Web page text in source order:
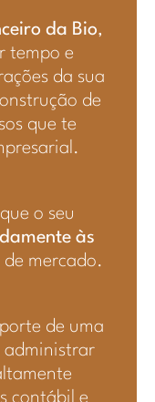
da Bio,
tempo e
da sua
de
que te
o seu
às
mercado.
de uma
administrar
contábil e